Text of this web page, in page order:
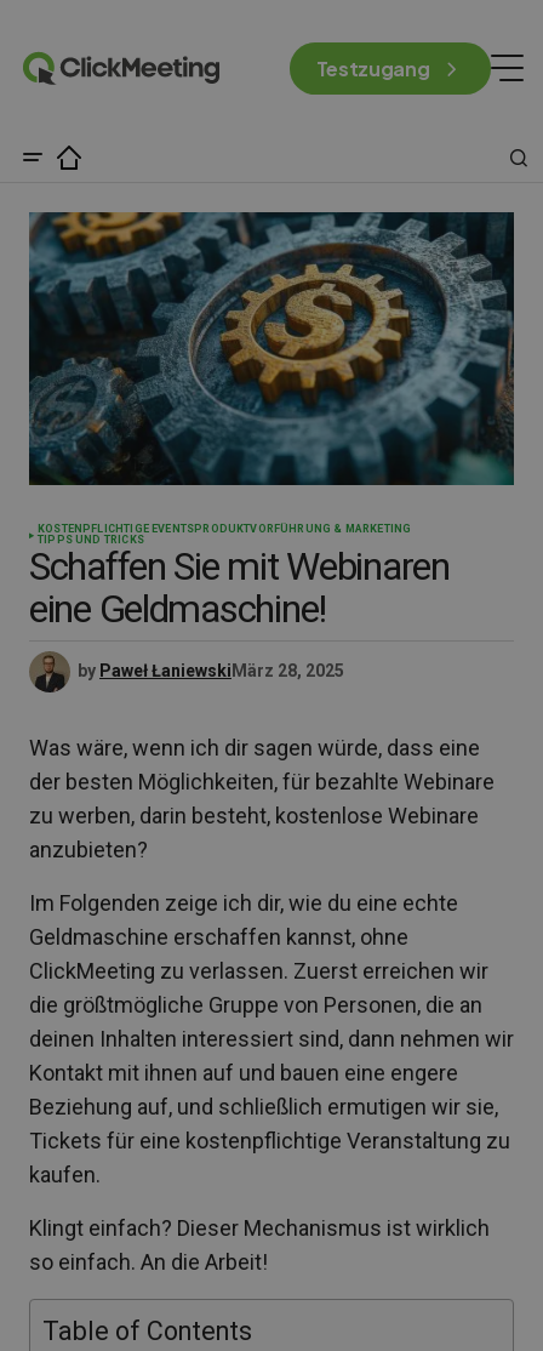
Testzugang
KOSTENPFLICHTIGE EVENTS PRODUKTVORFÜHRUNG & MARKETING
TIPPS UND TRICKS
Schaffen Sie mit Webinaren
eine Geldmaschine!
by Paweł Łaniewski März 28, 2025
Was wäre, wenn ich dir sagen würde, dass eine
der besten Möglichkeiten, für bezahlte Webinare
zu werben, darin besteht, kostenlose Webinare
anzubieten?
Im Folgenden zeige ich dir, wie du eine echte
Geldmaschine erschaffen kannst, ohne
ClickMeeting zu verlassen. Zuerst erreichen wir
die größtmögliche Gruppe von Personen, die an
deinen Inhalten interessiert sind, dann nehmen wir
Kontakt mit ihnen auf und bauen eine engere
Beziehung auf, und schließlich ermutigen wir sie,
Tickets für eine kostenpflichtige Veranstaltung zu
kaufen.
Klingt einfach? Dieser Mechanismus ist wirklich
so einfach. An die Arbeit!
Table of Contents